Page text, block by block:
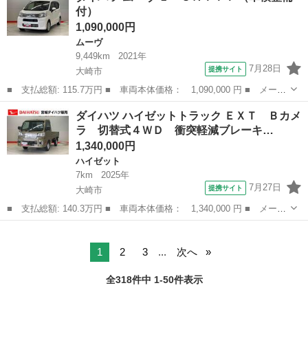
ＡＷ ■ 排気量...付）
1,090,000円
ムーヴ
9,449km
2021年
大崎市
提携サイト 7月28日
■ 支払総額: 115.7万円 ■ 車両本体価格： 1,090,000 円 ■ メーカ
ー名： ダイハツ ■ 車種名： ムーヴ ■ グレード名： Ｌ ＳＡ
ＩＩＩ ■ 排気量： 660cc ■ ドア枚数： 5D ■ ミッション...
宮城 大崎市 ムーヴ
ダイハツ ハイゼットトラック ＥＸＴ Ｂカメ
ラ 切替式４ＷＤ 衝突軽減ブレーキ…
1,340,000円
ハイゼット
7km
2025年
大崎市
提携サイト 7月27日
■ 支払総額: 140.3万円 ■ 車両本体価格： 1,340,000 円 ■ メーカ
ー名： ダイハツ ■ 車種名： ハイゼットトラック ■ グレード
1 2 3 ... 次へ
全318件中 1-50件表示